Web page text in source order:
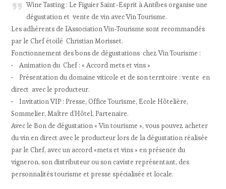
Wine Tasting : Le Figuier Saint-Esprit à Antibes organise une
dégustation et vente de vin avec Vin Tourisme.
Les adhérents de l’Association Vin-Tourisme sont recommandés
par le Chef étoilé Christian Morisset.
Fonctionnement des bons de dégustations chez Vin Tourisme :
• Animation du Chef : « Accord mets et vins »
• Présentation du domaine viticole et de son territoire : vente en
direct avec le producteur.
• Invitation VIP : Presse, Office Tourisme, Ecole Hôtelière,
Sommelier, Maître d’Hôtel, Partenaire.
Avec le Bon de dégustation « Vin tourisme », vous pouvez acheter
du vin en direct avec le producteur lors de la dégustation réalisée
par le Chef, avec un accord «mets et vins » en présence du
vigneron, son distributeur ou son caviste représentant, des
personnalités tourisme et presse spécialisée et locale.